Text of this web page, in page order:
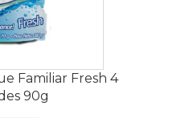
Familiar Fresh 4
90g